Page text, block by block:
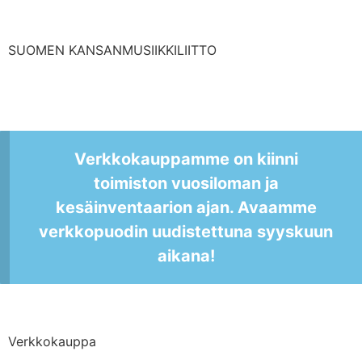
SUOMEN KANSANMUSIIKKILIITTO
Verkkokauppamme on kiinni
toimiston vuosiloman ja
kesäinventaarion ajan. Avaamme
verkkopuodin uudistettuna syyskuun
aikana!
Verkkokauppa